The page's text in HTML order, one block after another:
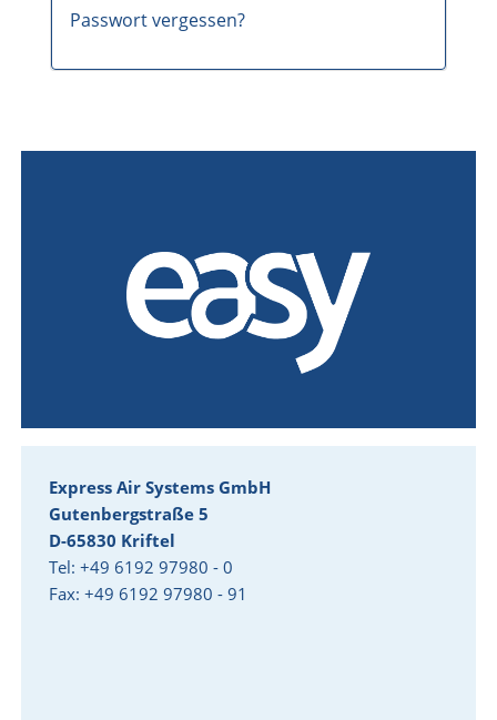
Passwort vergessen?
Express Air Systems GmbH
Gutenbergstraße 5
D-65830 Kriftel
Tel: +49 6192 97980 - 0
Fax: +49 6192 97980 - 91